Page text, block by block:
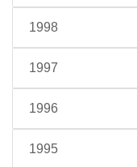
1998
1997
1996
1995